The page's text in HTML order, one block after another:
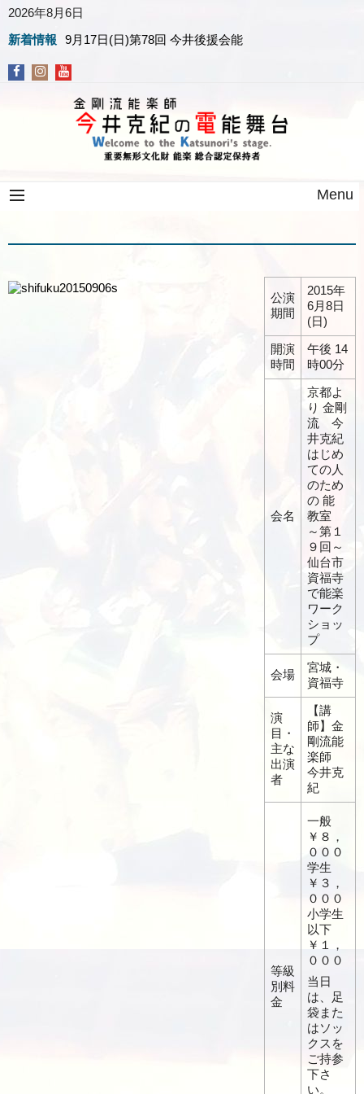
2026年8月6日
新着情報
9月17日(日)第78回 今井後援会能
Menu
公演
期間
2015年
6月8日
(日)
開演
時間
午後 14
時00分
会名
京都よ
り 金剛
流 今
井克紀
はじめ
ての人
のため
の 能
教室
～第１
９回～
仙台市
資福寺
で能楽
ワーク
ショッ
プ
会場
宮城・
資福寺
演
目・
主な
出演
者
【講
師】金
剛流能
楽師
今井克
紀
等級
別料
金
一般
￥８，
０００
学生
￥３，
０００
小学生
以下
￥１，
０００
当日
は、足
袋また
はソッ
クスを
ご持参
下さ
い。